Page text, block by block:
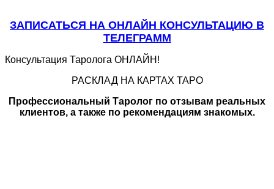
ЗАПИСАТЬСЯ НА ОНЛАЙН КОНСУЛЬТАЦИЮ В
ТЕЛЕГРАММ
Консультация Таролога ОНЛАЙН!
РАСКЛАД НА КАРТАХ ТАРО
Профессиональный Таролог по отзывам реальных
клиентов, а также по рекомендациям знакомых.